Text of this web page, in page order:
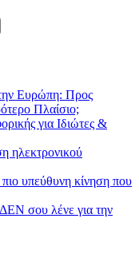
Ευρώπη: Προς
Πλαίσιο;
για Ιδιώτες &
ηλεκτρονικού
πιο υπεύθυνη κίνηση που
σου λένε για την